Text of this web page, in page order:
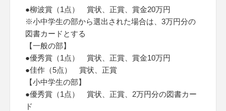
●柳波賞（1点） 賞状、正賞、賞金20万円
※小中学生の部から選出された場合は、3万円分の
図書カードとする
【一般の部】
●優秀賞（1点） 賞状、正賞、賞金10万円
●佳作（5点） 賞状、正賞
【小中学生の部】
●優秀賞（1点） 賞状、正賞、2万円分の図書カー
ド